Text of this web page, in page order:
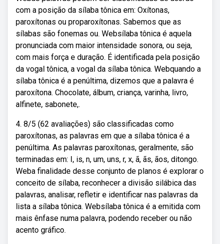
com a posição da sílaba tônica em: Oxítonas,
paroxítonas ou proparoxítonas. Sabemos que as
sílabas são fonemas ou. Websílaba tônica é aquela
pronunciada com maior intensidade sonora, ou seja,
com mais força e duração. É identificada pela posição
da vogal tônica, a vogal da sílaba tônica. Webquando a
sílaba tônica é a penúltima, dizemos que a palavra é
paroxítona. Chocolate, álbum, criança, varinha, livro,
alfinete, sabonete,.
4. 8/5 (62 avaliações) são classificadas como
paroxítonas, as palavras em que a sílaba tônica é a
penúltima. As palavras paroxítonas, geralmente, são
terminadas em: I, is, n, um, uns, r, x, ã, ãs, ãos, ditongo.
Weba finalidade desse conjunto de planos é explorar o
conceito de sílaba, reconhecer a divisão silábica das
palavras, analisar, refletir e identificar nas palavras da
lista a sílaba tônica. Websílaba tônica é a emitida com
mais ênfase numa palavra, podendo receber ou não
acento gráfico.